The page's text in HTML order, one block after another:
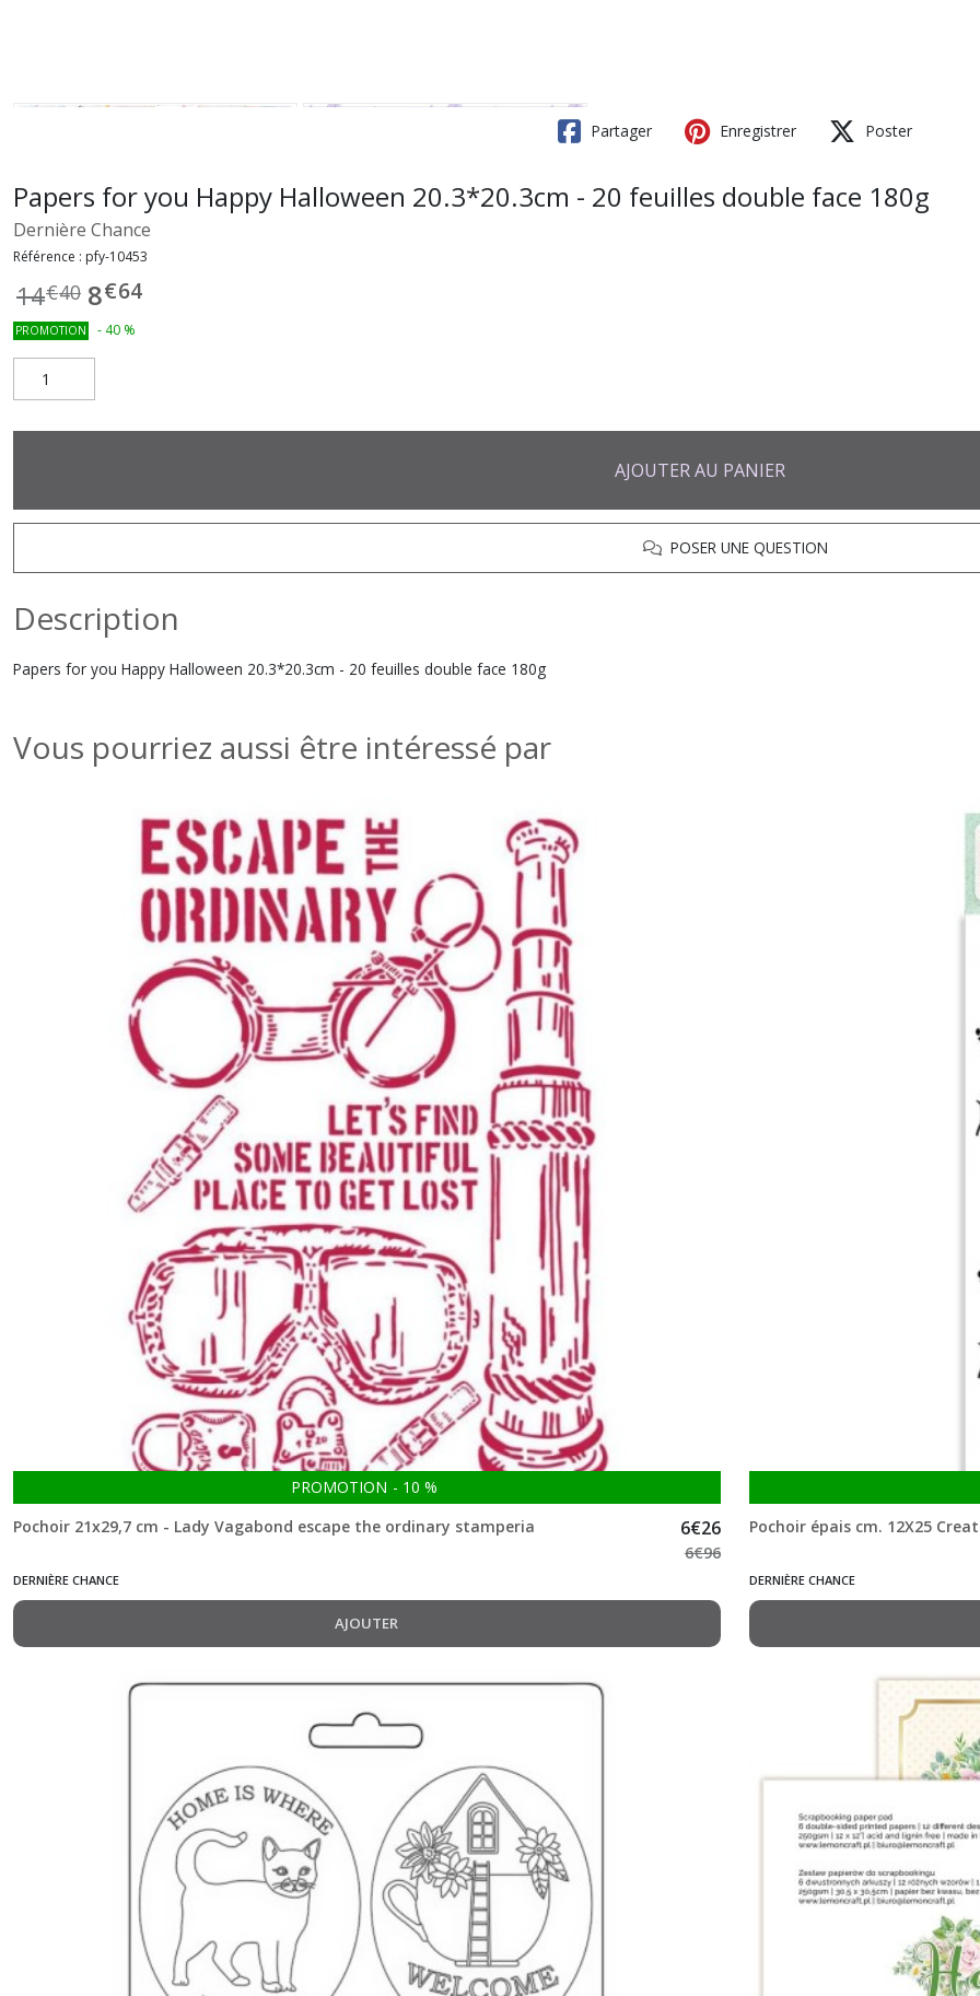
Partager Enregistrer Poster
Papers for you Happy Halloween 20.3*20.3cm - 20 feuilles double face 180g
Dernière Chance
Référence : pfy-10453
14€40 8€64
PROMOTION - 40 %
AJOUTER AU PANIER
POSER UNE QUESTION
Description
Papers for you Happy Halloween 20.3*20.3cm - 20 feuilles double face 180g
Vous pourriez aussi être intéressé par
PROMOTION - 10 %
Pochoir 21x29,7 cm - Lady Vagabond escape the ordinary stamperia
6€26
6€96
DERNIÈRE CHANCE
AJOUTER
Pochoir épais cm. 12X25
DERNIÈRE CHANCE